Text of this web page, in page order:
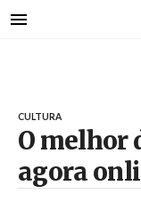
para
CULTURA
O melhor
agora